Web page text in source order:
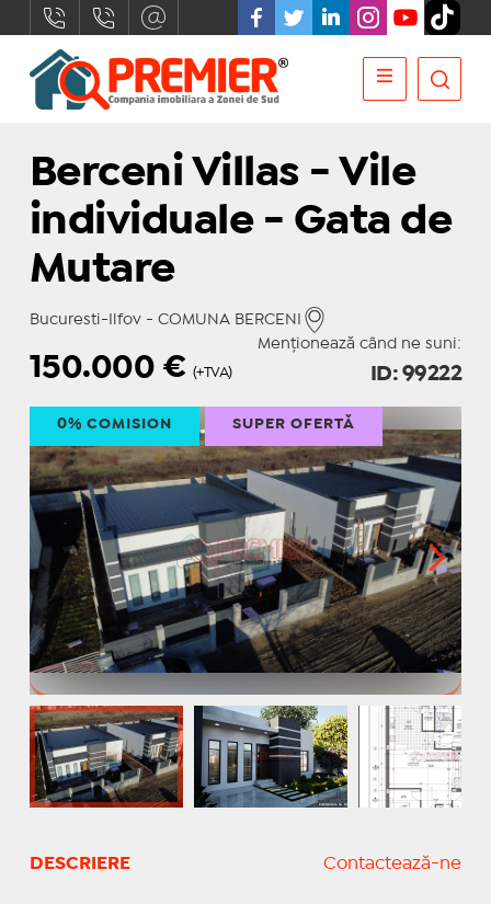
Berceni Villas - Vile
individuale - Gata de
Mutare
Bucuresti-Ilfov - COMUNA BERCENI
Menționează când ne suni:
150.000 € (+TVA) ID: 99222
0% COMISION SUPER OFERTĂ
DESCRIERE Contactează-ne